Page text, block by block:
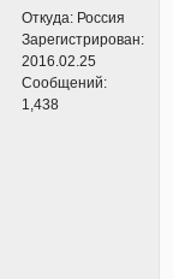
Откуда: Россия
Зарегистрирован:
2016.02.25
Сообщений:
1,438